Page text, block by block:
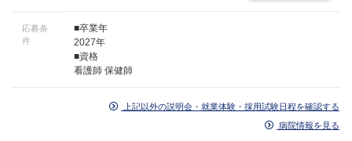
応募条
件
■卒業年
2027年
■資格
看護師 保健師
上記以外の説明会・就業体験・採用試験日程を確認する
病院情報を見る